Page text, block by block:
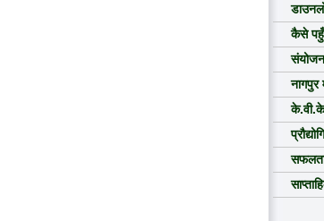
कैसे
नागपुर
सफलता